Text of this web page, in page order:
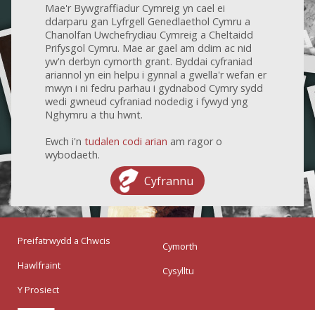
Mae'r Bywgraffiadur Cymreig yn cael ei
ddarparu gan Lyfrgell Genedlaethol Cymru a
Chanolfan Uwchefrydiau Cymreig a Cheltaidd
Prifysgol Cymru. Mae ar gael am ddim ac nid
yw'n derbyn cymorth grant. Byddai cyfraniad
ariannol yn ein helpu i gynnal a gwella'r wefan er
mwyn i ni fedru parhau i gydnabod Cymry sydd
wedi gwneud cyfraniad nodedig i fywyd yng
Nghymru a thu hwnt.
Ewch i'n tudalen codi arian am ragor o
wybodaeth.
Cyfrannu
Preifatrwydd a Chwcis
Hawlfraint
Y Prosiect
Cymorth
Cysylltu